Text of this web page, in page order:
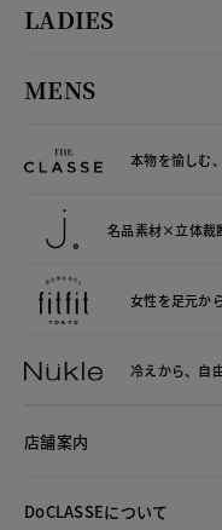
LADIES
MENS
本物を愉しむ
名品素材×立体裁
女性を足元か
冷えから、 自
店舗案内
DoCLASSEについて